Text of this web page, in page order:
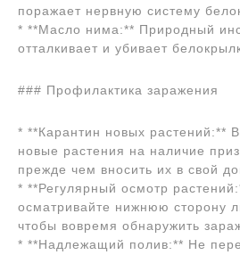
поражает нервную систему
* **Масло нима:** Природный
отталкивает и убивает
### Профилактика заражения
* **Карантин новых растений:**
новые растения на наличие
прежде чем вносить их в свой
* **Регулярный осмотр
осматривайте нижнюю сторону
чтобы вовремя обнаружить
* **Надлежащий полив:** Не